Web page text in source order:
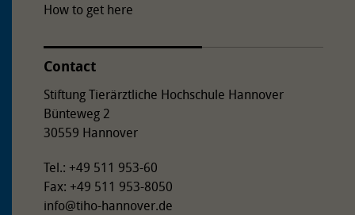
How to get here
Contact
Stiftung Tierärztliche Hochschule Hannover
Bünteweg 2
30559 Hannover
Tel.: +49 511 953-60
Fax: +49 511 953-8050
info@tiho-hannover.de